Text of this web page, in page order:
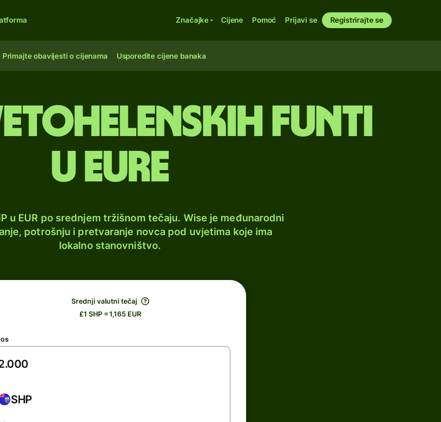
Značajke Cijene Pomoć Prijavi se Registrirajte se
Primajte obavijesti o cijenama Usporedite cijene banaka
funti
u eure
u EUR po srednjem tržišnom tečaju. Wise je međunarodni
potrošnju i pretvaranje novca pod uvjetima koje ima
lokalno stanovništvo.
Srednji valutni tečaj
£1 SHP = 1,165 EUR
SHP